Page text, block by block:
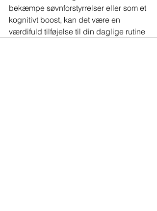
bekæmpe søvnforstyrrelser eller som et
kognitivt boost, kan det være en
værdifuld tilføjelse til din daglige rutine